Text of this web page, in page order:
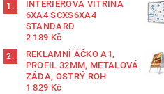
INTERIÉROVÁ VITRÍNA
6XA4 SCXS6XA4
STANDARD
2 189 Kč
REKLAMNÍ ÁČKO A1,
PROFIL 32MM, METALOVÁ
ZÁDA, OSTRÝ ROH
1 829 Kč